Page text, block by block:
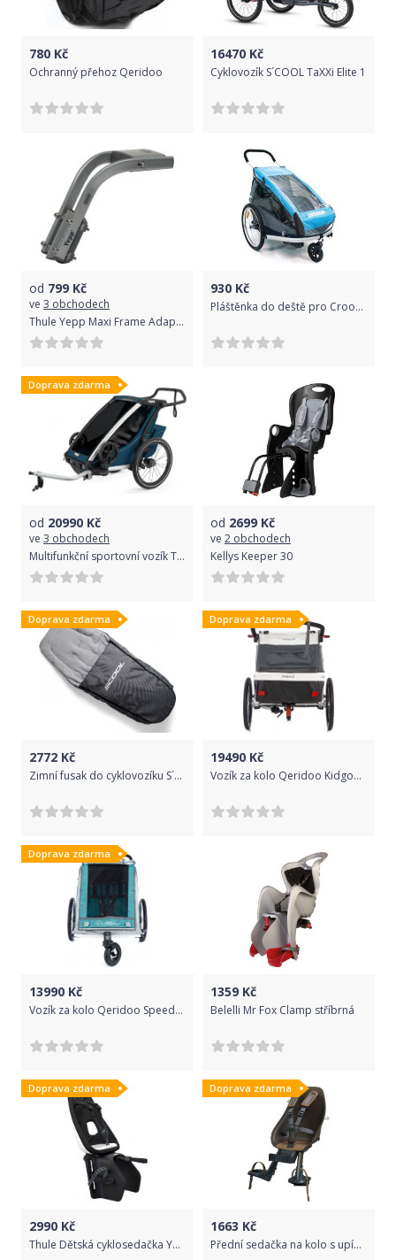
780 Kč
Ochranný přehoz Qeridoo
16470 Kč
Cyklovozík S´COOL TaXXi Elite 1
od 799 Kč
ve 3 obchodech
Thule Yepp Maxi Frame Adapter uni
930 Kč
Pláštěnka do deště pro Croozer Kid 2014+, jedno, dítě, (3359)
Doprava zdarma
od 20990 Kč
ve 3 obchodech
Multifunkční sportovní vozík Thule Chariot Cross1 Majolica Blue 2021
od 2699 Kč
ve 2 obchodech
Kellys Keeper 30
Doprava zdarma
2772 Kč
Zimní fusak do cyklovozíku S´COOL TaXXi
Doprava zdarma
19490 Kč
Vozík za kolo Qeridoo Kidgoo 2 Aquamarine 2019
Doprava zdarma
13990 Kč
Vozík za kolo Qeridoo Speedkid 2 Aquamarine 2019
1359 Kč
Belelli Mr Fox Clamp stříbrná
Doprava zdarma
2990 Kč
Thule Dětská cyklosedačka Yepp Nexxt Maxi Rack Mount
Doprava zdarma
1663 Kč
Přední sedačka na kolo s upínacím adaptérem Urban Iki Brown/Light Brown 2021